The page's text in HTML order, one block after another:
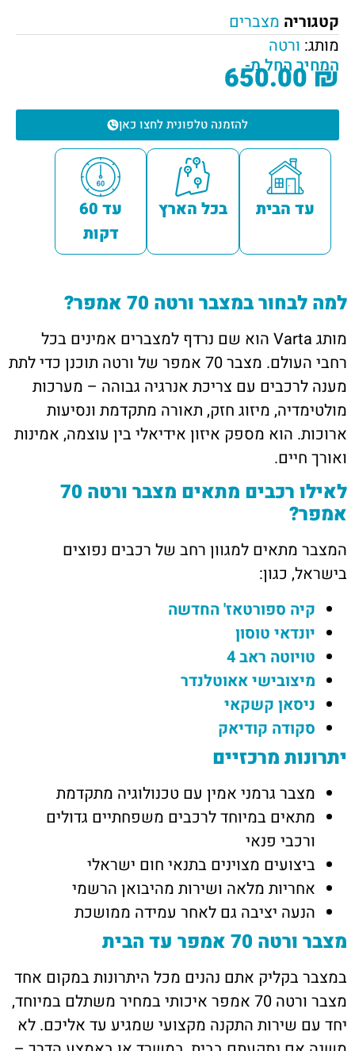
קטגוריה מצברים
מותג: ורטה
המחיר החל מ-
650.00₪
להזמנה טלפונית לחצו כאן
עד הבית בכל הארץ
עד 60
דקות
למה לבחור במצבר ורטה 70 אמפר?
מותג Varta הוא שם נרדף למצברים אמינים בכל
רחבי העולם. מצבר 70 אמפר של ורטה תוכנן כדי לתת
מענה לרכבים עם צריכת אנרגיה גבוהה – מערכות
מולטימדיה, מיזוג חזק, תאורה מתקדמת ונסיעות
ארוכות. הוא מספק איזון אידיאלי בין עוצמה, אמינות
ואורך חיים.
לאילו רכבים מתאים מצבר ורטה 70
אמפר?
המצבר מתאים למגוון רחב של רכבים נפוצים
בישראל, כגון:
קיה ספורטאז' החדשה
יונדאי טוסון
טויוטה ראב 4
מיצובישי אאוטלנדר
ניסאן קשקאי
סקודה קודיאק
יתרונות מרכזיים
מצבר גרמני אמין עם טכנולוגיה מתקדמת
מתאים במיוחד לרכבים משפחתיים גדולים
ורכבי פנאי
ביצועים מצוינים בתנאי חום ישראלי
אחריות מלאה ושירות מהיבואן הרשמי
הנעה יציבה גם לאחר עמידה ממושכת
מצבר ורטה 70 אמפר עד הבית
במצבר בקליק אתם נהנים מכל היתרונות במקום אחד
מצבר ורטה 70 אמפר איכותי במחיר משתלם במיוחד,
יחד עם שירות התקנה מקצועי שמגיע עד אליכם. לא